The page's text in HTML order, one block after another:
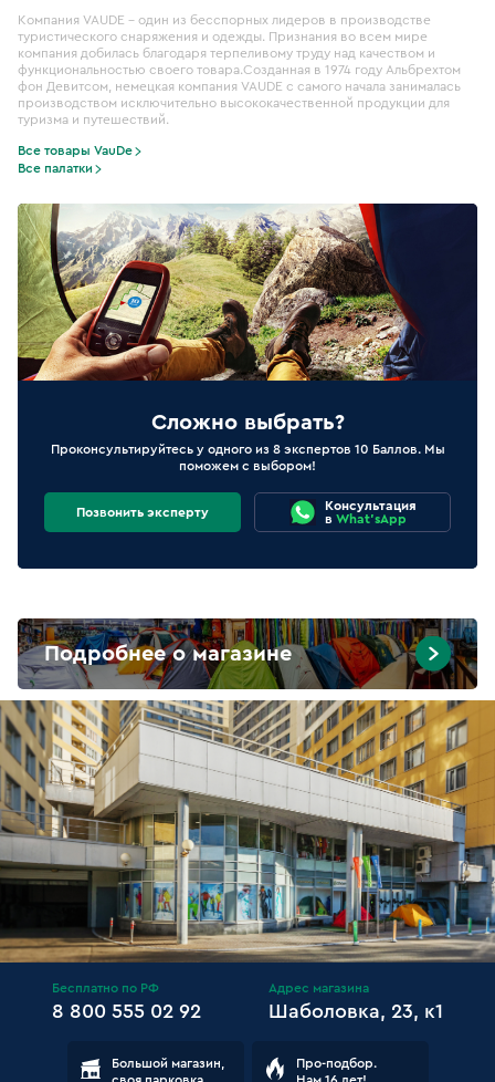
Компания VAUDE – один из бесспорных лидеров в производстве
туристического снаряжения и одежды. Признания во всем мире
компания добилась благодаря терпеливому труду над качеством и
функциональностью своего товара.Созданная в 1974 году Альбрехтом
фон Девитсом, немецкая компания VAUDE с самого начала занималась
производством исключительно высококачественной продукции для
туризма и путешествий.
Все товары VauDe
Все палатки
Сложно выбрать?
Проконсультируйтесь у одного из 8 экспертов 10 Баллов. Мы
поможем с выбором!
Позвонить эксперту
Консультация
в What'sApp
Подробнее о магазине
Бесплатно по РФ
8 800 555 02 92
Адрес магазина
Шаболовка, 23, к1
Большой магазин,
Про-подбор.